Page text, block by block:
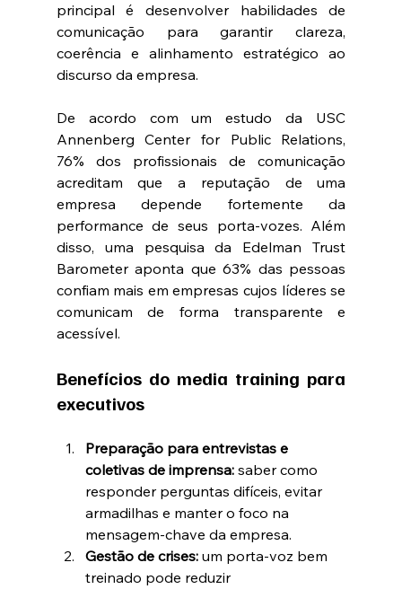
principal é desenvolver habilidades de
comunicação para garantir clareza,
coerência e alinhamento estratégico ao
discurso da empresa.
De acordo com um estudo da USC
Annenberg Center for Public Relations,
76% dos profissionais de comunicação
acreditam que a reputação de uma
empresa depende fortemente da
performance de seus porta-vozes. Além
disso, uma pesquisa da Edelman Trust
Barometer aponta que 63% das pessoas
confiam mais em empresas cujos líderes se
comunicam de forma transparente e
acessível.
Benefícios do media training para
executivos
Preparação para entrevistas e
coletivas de imprensa: saber como
responder perguntas difíceis, evitar
armadilhas e manter o foco na
mensagem-chave da empresa.
Gestão de crises: um porta-voz bem
treinado pode reduzir